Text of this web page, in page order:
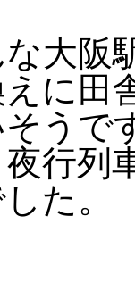
な大阪
えに田
うで
夜行列
た。